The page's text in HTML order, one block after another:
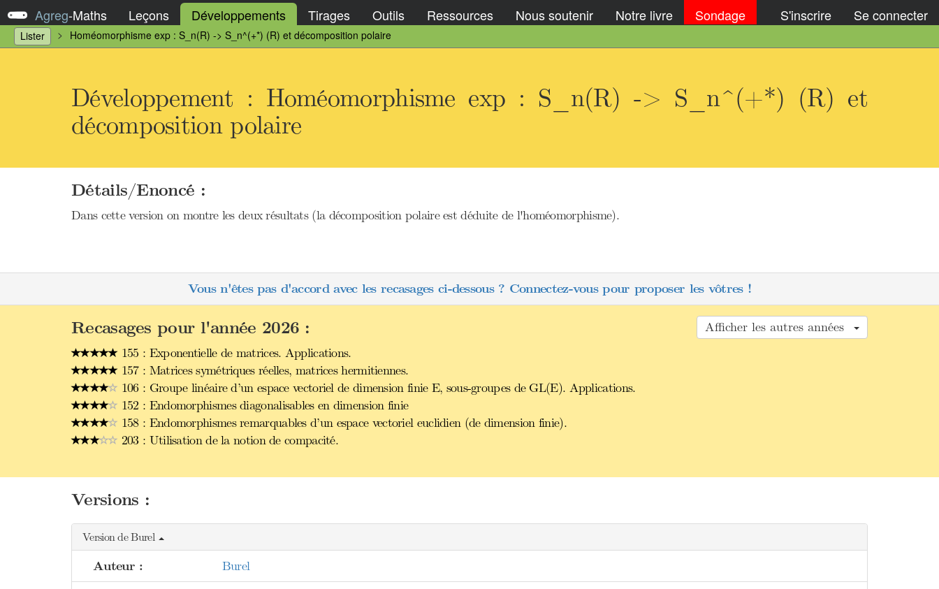
Agreg-Maths Leçons Développements Tirages Outils Ressources Nous soutenir Notre livre Sondage S'inscrire Se connecter
Lister Homéomorphisme exp : S_n(R) -> S_n^(+*) (R) et décomposition polaire
Développement : Homéomorphisme exp : S_n(R) -> S_n^(+*) (R) et
décomposition polaire
Détails/Enoncé :
Dans cette version on montre les deux résultats (la décomposition polaire est déduite de l'homéomorphisme).
Vous n'êtes pas d'accord avec les recasages ci-dessous ? Connectez-vous pour proposer les vôtres !
Afficher les autres années
Recasages pour l'année 2026 :
155 : Exponentielle de matrices. Applications.
157 : Matrices symétriques réelles, matrices hermitiennes.
106 : Groupe linéaire d’un espace vectoriel de dimension finie E, sous-groupes de GL(E). Applications.
152 : Endomorphismes diagonalisables en dimension finie
158 : Endomorphismes remarquables d’un espace vectoriel euclidien (de dimension finie).
203 : Utilisation de la notion de compacité.
Versions :
Version de Burel
Auteur : Burel